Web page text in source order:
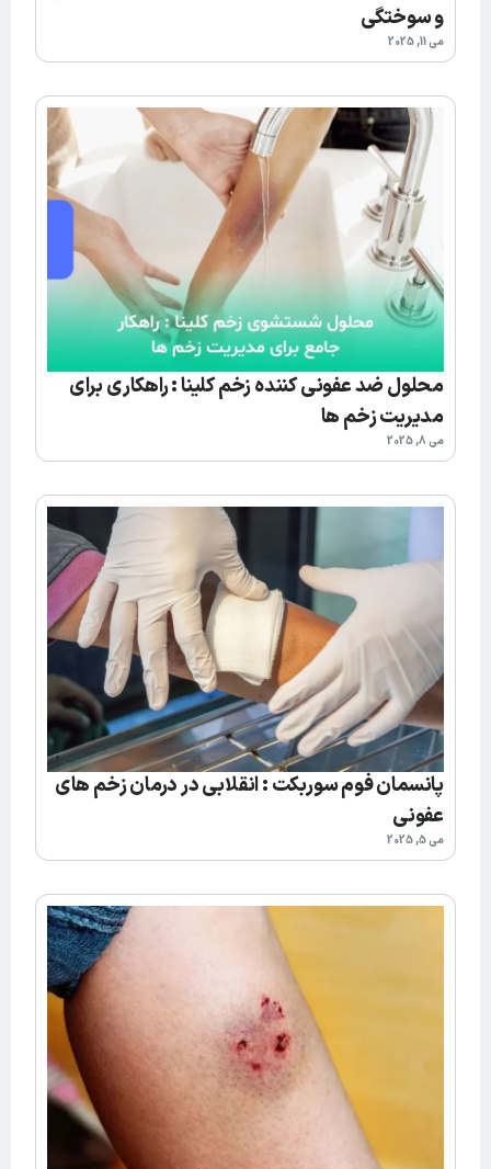
و سوختگی
می 11, 2025
محلول ضد عفونی کننده زخم کلینا : راهکاری برای
مدیریت زخم ها
می 8, 2025
پانسمان فوم سوربکت : انقلابی در درمان زخم های
عفونی
می 5, 2025